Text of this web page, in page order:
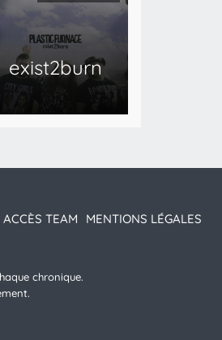
exist2burn
ACCÈS TEAM MENTIONS LÉGALES
chronique.